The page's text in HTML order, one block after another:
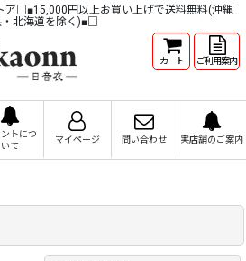
ア□■15,000円以上お買い上げで送料無料(沖縄
・北海道を除く)■□
カート ご利用案内
トにつ
いて
マイページ 問い合わせ 実店舗のご案内